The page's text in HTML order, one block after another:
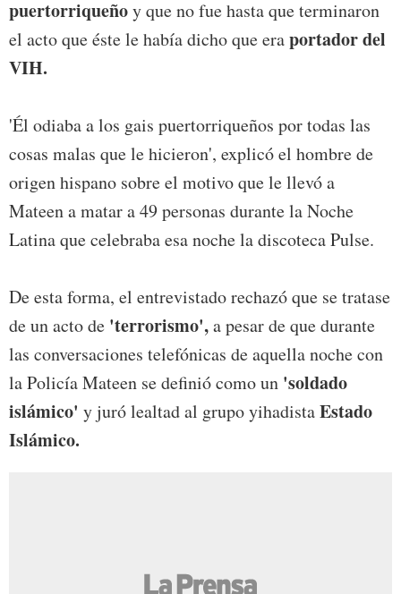
puertorriqueñoy que no fue hasta que terminaron
el acto que éste le había dicho que eraportador del
VIH.
'Él odiaba a los gais puertorriqueños por todas las
cosas malas que le hicieron', explicó el hombre de
origen hispano sobre el motivo que le llevó a
Mateen a matar a 49 personas durante la Noche
Latina que celebraba esa noche la discoteca Pulse.
De esta forma, el entrevistado rechazó que se tratase
de un acto de 'terrorismo',a pesar de que durante
las conversaciones telefónicas de aquella noche con
la Policía Mateen se definió como un 'soldado
islámico' y juró lealtad al grupo yihadistaEstado
Islámico.